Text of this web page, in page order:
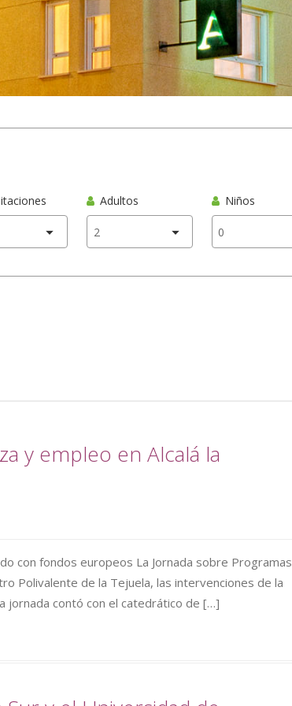
Adultos Niños
y empleo en Alcalá la
con fondos europeos La Jornada sobre Programas
Polivalente de la Tejuela, las intervenciones de la
jornada contó con el catedrático de […]